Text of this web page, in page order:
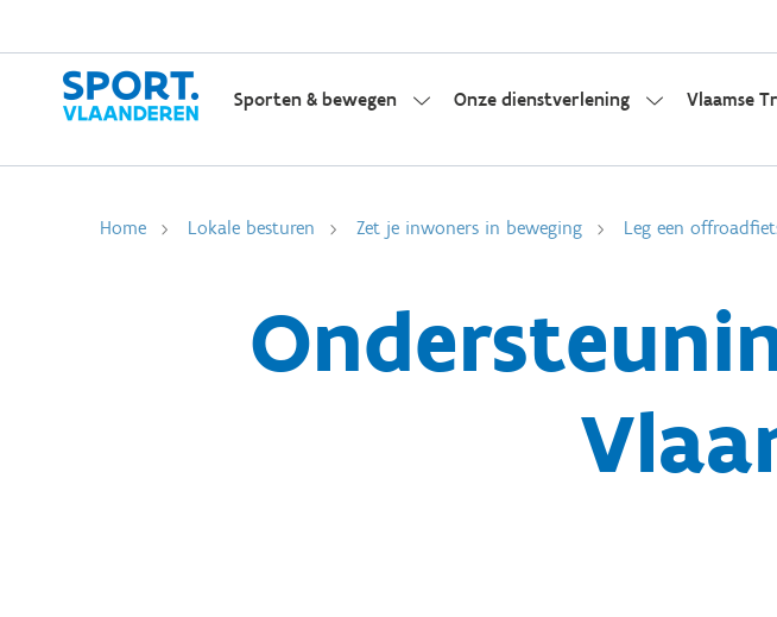
Sporten & bewegen Onze dienstverlening Vlaamse
Home Lokale besturen Zet je inwoners in beweging Leg een